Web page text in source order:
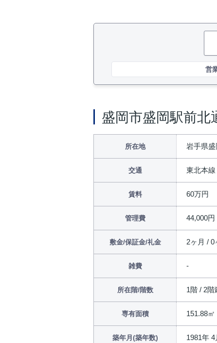
営
盛岡市盛岡駅前北
所在地 岩手県
交通 東北本線
賃料 60万円
管理費 44,000円
敷金/保証金/礼金 2ヶ月 / 0
雑費
所在階/階数 1階 / 2階
専有面積 151.88㎡
築年月(築年数) 1981年